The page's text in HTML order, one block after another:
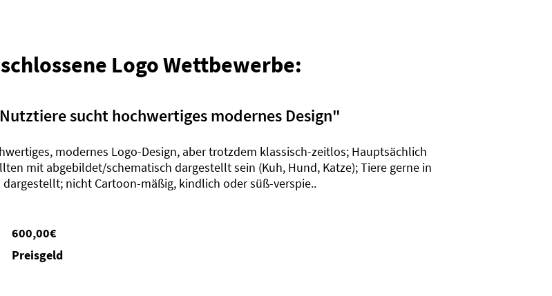
Logo Wettbewerbe:
sucht hochwertiges modernes Design"
modernes Logo-Design, aber trotzdem klassisch-zeitlos; Hauptsächlich
mit abgebildet/schematisch dargestellt sein (Kuh, Hund, Katze); Tiere gerne in
nicht Cartoon-mäßig, kindlich oder süß-verspie..
600,00€
Preisgeld